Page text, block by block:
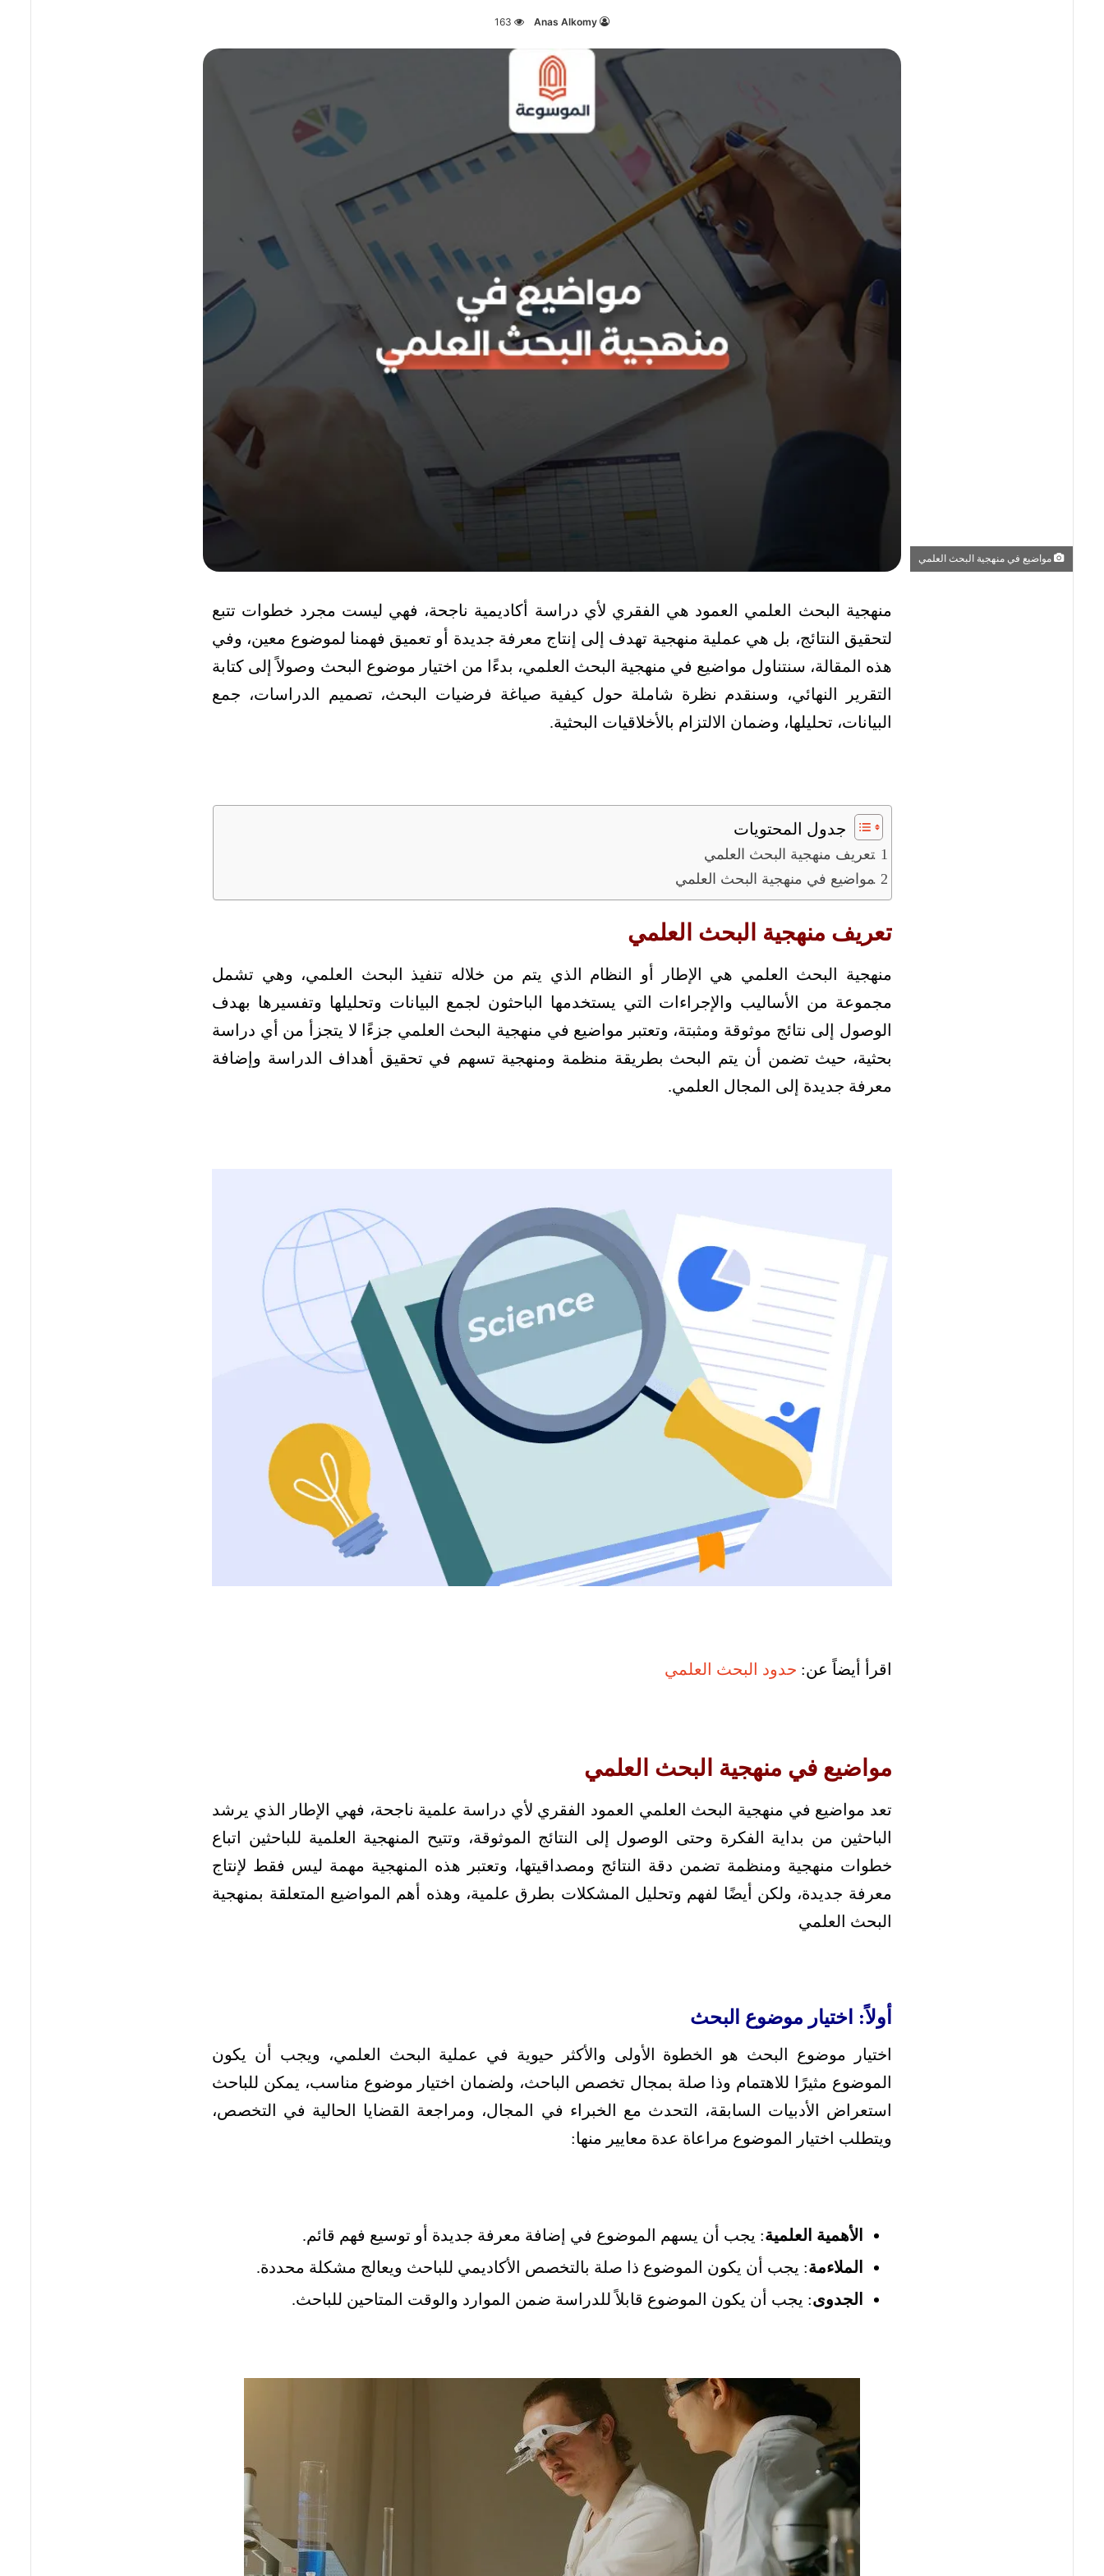
Anas Alkomy
163
مواضيع في منهجية البحث العلمي
منهجية البحث العلمي العمود هي الفقري لأي دراسة أكاديمية ناجحة، فهي ليست مجرد خطوات تتبع
لتحقيق النتائج، بل هي عملية منهجية تهدف إلى إنتاج معرفة جديدة أو تعميق فهمنا لموضوع معين، وفي
هذه المقالة، سنتناول مواضيع في منهجية البحث العلمي، بدءًا من اختيار موضوع البحث وصولاً إلى كتابة
التقرير النهائي، وسنقدم نظرة شاملة حول كيفية صياغة فرضيات البحث، تصميم الدراسات، جمع
البيانات، تحليلها، وضمان الالتزام بالأخلاقيات البحثية.
جدول المحتويات
تعريف منهجية البحث العلمي
مواضيع في منهجية البحث العلمي
تعريف منهجية البحث العلمي
منهجية البحث العلمي هي الإطار أو النظام الذي يتم من خلاله تنفيذ البحث العلمي، وهي تشمل
مجموعة من الأساليب والإجراءات التي يستخدمها الباحثون لجمع البيانات وتحليلها وتفسيرها بهدف
الوصول إلى نتائج موثوقة ومثبتة، وتعتبر مواضيع في منهجية البحث العلمي جزءًا لا يتجزأ من أي دراسة
بحثية، حيث تضمن أن يتم البحث بطريقة منظمة ومنهجية تسهم في تحقيق أهداف الدراسة وإضافة
معرفة جديدة إلى المجال العلمي.
اقرأ أيضاً عن: حدود البحث العلمي
مواضيع في منهجية البحث العلمي
تعد مواضيع في منهجية البحث العلمي العمود الفقري لأي دراسة علمية ناجحة، فهي الإطار الذي يرشد
الباحثين من بداية الفكرة وحتى الوصول إلى النتائج الموثوقة، وتتيح المنهجية العلمية للباحثين اتباع
خطوات منهجية ومنظمة تضمن دقة النتائج ومصداقيتها، وتعتبر هذه المنهجية مهمة ليس فقط لإنتاج
معرفة جديدة، ولكن أيضًا لفهم وتحليل المشكلات بطرق علمية، وهذه أهم المواضيع المتعلقة بمنهجية
البحث العلمي
أولاً: اختيار موضوع البحث
اختيار موضوع البحث هو الخطوة الأولى والأكثر حيوية في عملية البحث العلمي، ويجب أن يكون
الموضوع مثيرًا للاهتمام وذا صلة بمجال تخصص الباحث، ولضمان اختيار موضوع مناسب، يمكن للباحث
استعراض الأدبيات السابقة، التحدث مع الخبراء في المجال، ومراجعة القضايا الحالية في التخصص،
ويتطلب اختيار الموضوع مراعاة عدة معايير منها:
الأهمية العلمية: يجب أن يسهم الموضوع في إضافة معرفة جديدة أو توسيع فهم قائم.
الملاءمة: يجب أن يكون الموضوع ذا صلة بالتخصص الأكاديمي للباحث ويعالج مشكلة محددة.
الجدوى: يجب أن يكون الموضوع قابلاً للدراسة ضمن الموارد والوقت المتاحين للباحث.